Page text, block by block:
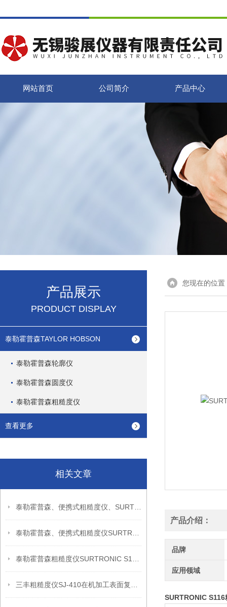
网站首页 公司简介 产品中心
产品展示
PRODUCT DISPLAY
泰勒霍普森TAYLOR HOBSON
泰勒霍普森轮廓仪
泰勒霍普森圆度仪
泰勒霍普森粗糙度仪
查看更多
相关文章
您现在的位置
产品介绍：
品牌
应用领域
SURTRONIC